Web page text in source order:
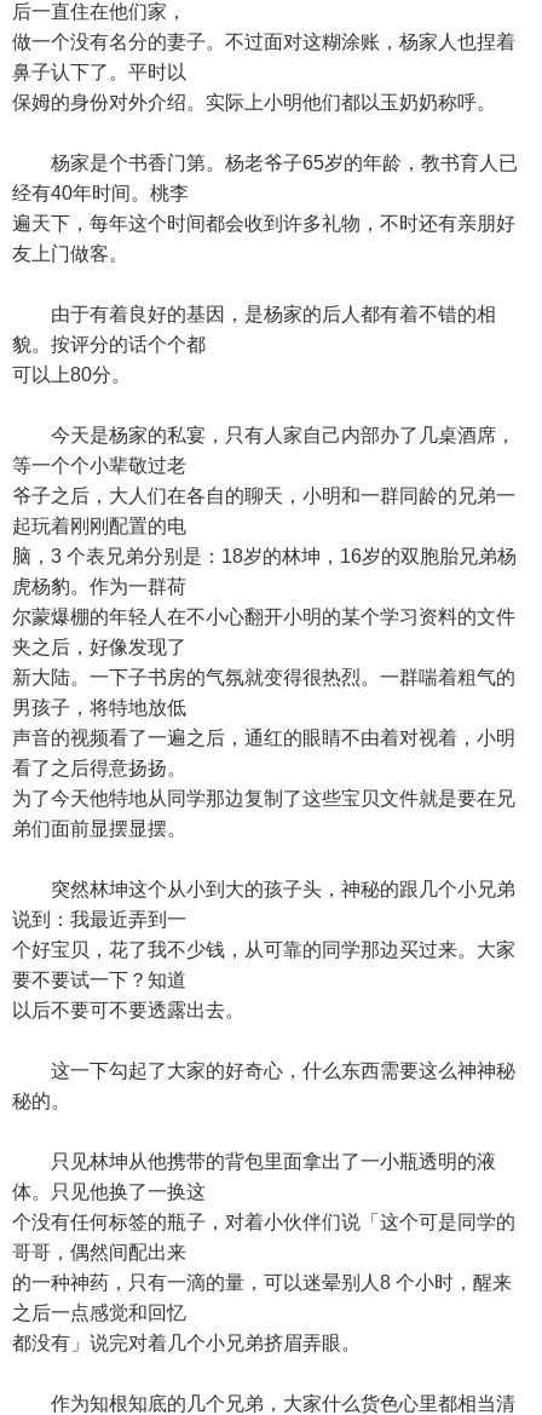
后一直住在他们家，
做一个没有名分的妻子。不过面对这糊涂账，杨家人也捏着
鼻子认下了。平时以
保姆的身份对外介绍。实际上小明他们都以玉奶奶称呼。
杨家是个书香门第。杨老爷子65岁的年龄，教书育人已
经有40年时间。桃李
遍天下，每年这个时间都会收到许多礼物，不时还有亲朋好
友上门做客。
由于有着良好的基因，是杨家的后人都有着不错的相
貌。按评分的话个个都
可以上80分。
今天是杨家的私宴，只有人家自己内部办了几桌酒席，
等一个个小辈敬过老
爷子之后，大人们在各自的聊天，小明和一群同龄的兄弟一
起玩着刚刚配置的电
脑，3 个表兄弟分别是：18岁的林坤，16岁的双胞胎兄弟杨
虎杨豹。作为一群荷
尔蒙爆棚的年轻人在不小心翻开小明的某个学习资料的文件
夹之后，好像发现了
新大陆。一下子书房的气氛就变得很热烈。一群喘着粗气的
男孩子，将特地放低
声音的视频看了一遍之后，通红的眼睛不由着对视着，小明
看了之后得意扬扬。
为了今天他特地从同学那边复制了这些宝贝文件就是要在兄
弟们面前显摆显摆。
突然林坤这个从小到大的孩子头，神秘的跟几个小兄弟
说到：我最近弄到一
个好宝贝，花了我不少钱，从可靠的同学那边买过来。大家
要不要试一下？知道
以后不要可不要透露出去。
这一下勾起了大家的好奇心，什么东西需要这么神神秘
秘的。
只见林坤从他携带的背包里面拿出了一小瓶透明的液
体。只见他换了一换这
个没有任何标签的瓶子，对着小伙伴们说「这个可是同学的
哥哥，偶然间配出来
的一种神药，只有一滴的量，可以迷晕别人8 个小时，醒来
之后一点感觉和回忆
都没有」说完对着几个小兄弟挤眉弄眼。
作为知根知底的几个兄弟，大家什么货色心里都相当清